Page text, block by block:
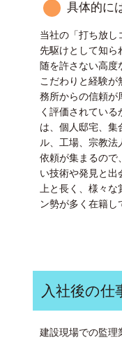
具体的に
当社の「打ち放し
先駆けとして知ら
随を許さない高度
こだわりと経験
務所からの信頼が
く評価されてい
は、個人邸宅、集
ル、工場、宗教
依頼が集まるので
い技術や発見と出
上と長く、様々
ン勢が多く在籍し
入社後の仕
建設現場での監理